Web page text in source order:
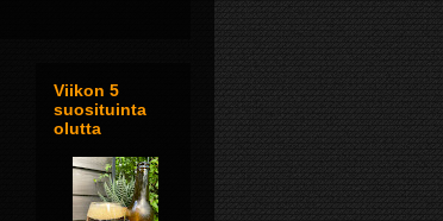
Viikon 5
suosituinta
olutta